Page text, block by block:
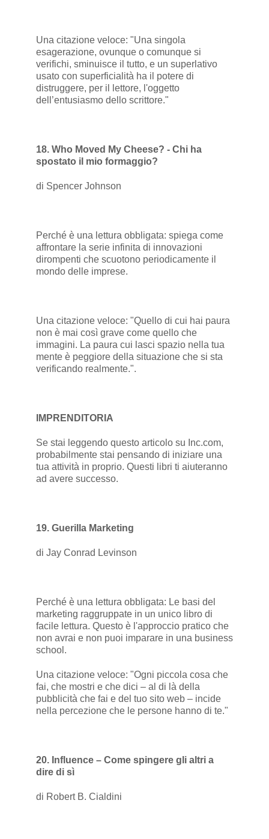
Una citazione veloce: "Una singola
esagerazione, ovunque o comunque si
verifichi, sminuisce il tutto, e un superlativo
usato con superficialità ha il potere di
distruggere, per il lettore, l'oggetto
dell’entusiasmo dello scrittore."
18. Who Moved My Cheese? - Chi ha
spostato il mio formaggio?
di Spencer Johnson
Perché è una lettura obbligata: spiega come
affrontare la serie infinita di innovazioni
dirompenti che scuotono periodicamente il
mondo delle imprese.
Una citazione veloce: "Quello di cui hai paura
non è mai così grave come quello che
immagini. La paura cui lasci spazio nella tua
mente è peggiore della situazione che si sta
verificando realmente.".
IMPRENDITORIA
Se stai leggendo questo articolo su Inc.com,
probabilmente stai pensando di iniziare una
tua attività in proprio. Questi libri ti aiuteranno
ad avere successo.
19. Guerilla Marketing
di Jay Conrad Levinson
Perché è una lettura obbligata: Le basi del
marketing raggruppate in un unico libro di
facile lettura. Questo è l'approccio pratico che
non avrai e non puoi imparare in una business
school.
Una citazione veloce: "Ogni piccola cosa che
fai, che mostri e che dici – al di là della
pubblicità che fai e del tuo sito web – incide
nella percezione che le persone hanno di te."
20. Influence – Come spingere gli altri a
dire di sì
di Robert B. Cialdini